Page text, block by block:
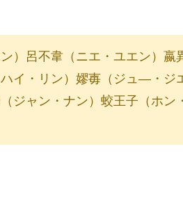
）呂不韋（ニエ・ユエン）嬴
イ・リン）嫪毐（ジュ―・ジ
ジャン・ナン）蛟王子（ホ